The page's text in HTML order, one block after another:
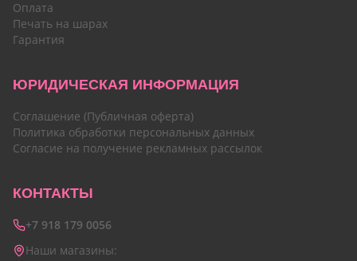
Оплата
Печать на шарах
Гарантия
ЮРИДИЧЕСКАЯ ИНФОРМАЦИЯ
Соглашение (Публичная оферта)
Политика обработки персональных данных
Согласие на получение рекламных рассылок
КОНТАКТЫ
+7 918 179 0056
Наши магазины: